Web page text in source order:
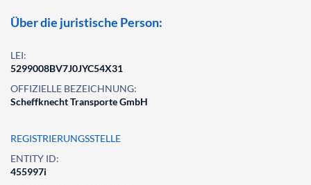
Über die juristische Person:
LEI:
5299008BV7J0JYC54X31
OFFIZIELLE BEZEICHNUNG:
Scheffknecht Transporte GmbH
REGISTRIERUNGSSTELLE
ENTITY ID:
455997i